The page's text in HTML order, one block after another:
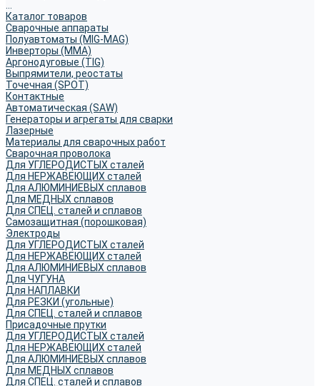
Каталог товаров
Сварочные аппараты
Полуавтоматы (MIG-MAG)
Инверторы (MMA)
Аргонодуговые (TIG)
Выпрямители, реостаты
Точечная (SPOT)
Контактные
Автоматическая (SAW)
Генераторы и агрегаты для сварки
Лазерные
Материалы для сварочных работ
Сварочная проволока
Для УГЛЕРОДИСТЫХ сталей
Для НЕРЖАВЕЮЩИХ сталей
Для АЛЮМИНИЕВЫХ сплавов
Для МЕДНЫХ сплавов
Для СПЕЦ. сталей и сплавов
Самозащитная (порошковая)
Электроды
Для УГЛЕРОДИСТЫХ сталей
Для НЕРЖАВЕЮЩИХ сталей
Для АЛЮМИНИЕВЫХ сплавов
Для ЧУГУНА
Для НАПЛАВКИ
Для РЕЗКИ (угольные)
Для СПЕЦ. сталей и сплавов
Присадочные прутки
Для УГЛЕРОДИСТЫХ сталей
Для НЕРЖАВЕЮЩИХ сталей
Для АЛЮМИНИЕВЫХ сплавов
Для МЕДНЫХ сплавов
Для СПЕЦ. сталей и сплавов